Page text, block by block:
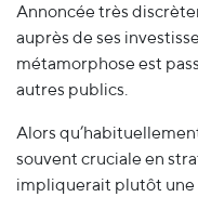
Annoncée très
auprès de ses
métamorphose est
autres publics.
Alors
souvent cruciale en
impliquerait plutôt une